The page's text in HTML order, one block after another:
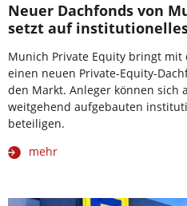
Neuer Dachfonds von
setzt auf
Munich Private Equity bringt mit
einen neuen Private-Equity-
den Markt. Anleger können sich
weitgehend aufgebauten
beteiligen.
mehr